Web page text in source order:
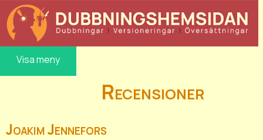
Visa meny
Recensioner
Joakim Jennefors